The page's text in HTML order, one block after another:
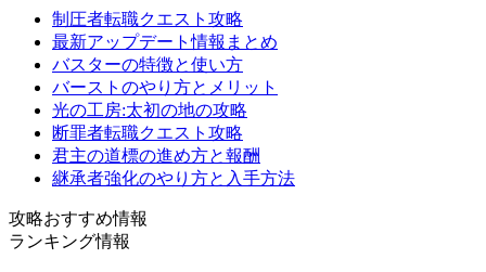
制圧者転職クエスト攻略
最新アップデート情報まとめ
バスターの特徴と使い方
バーストのやり方とメリット
光の工房:太初の地の攻略
断罪者転職クエスト攻略
君主の道標の進め方と報酬
継承者強化のやり方と入手方法
攻略おすすめ情報
ランキング情報